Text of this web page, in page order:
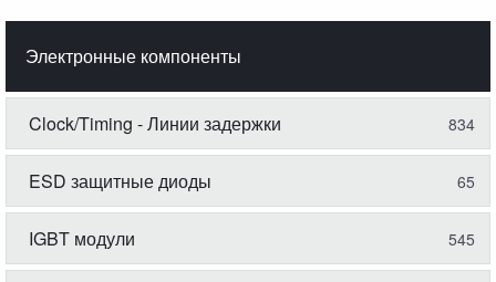
Электронные компоненты
Clock/Timing - Линии задержки 834
ESD защитные диоды 65
IGBT модули 545